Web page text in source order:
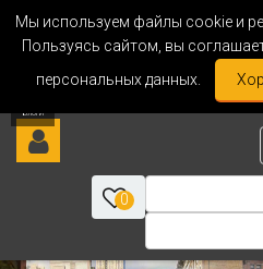
Мы используем файлы cookie и
Пользуясь сайтом, вы
персональных данных.
0